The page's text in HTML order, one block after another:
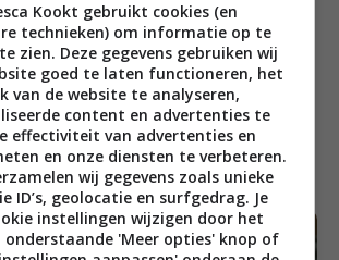
bij Zonnatura, dan komt het wel
Er staat veel lekkers voor ons
een bakje muesli met kwark, lepeltje
Kookt gebruikt cookies (en
technieken) om informatie op te
zien. Deze gegevens gebruiken wij
goed te laten functioneren, het
van de website te analyseren,
content en advertenties te
effectiviteit van advertenties en
en onze diensten te verbeteren.
wij gegevens zoals unieke
ID’s, geolocatie en surfgedrag. Je
instellingen wijzigen door het
onderstaande 'Meer opties' knop of